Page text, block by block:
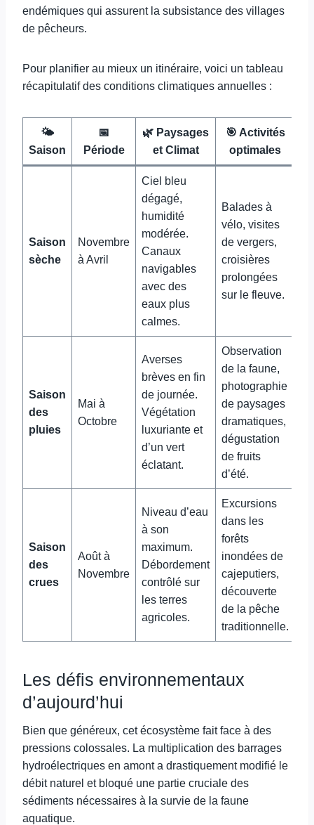
endémiques qui assurent la subsistance des villages
de pêcheurs.
Pour planifier au mieux un itinéraire, voici un tableau
récapitulatif des conditions climatiques annuelles :
🌤️
Saison
📅
Période
🌿 Paysages
et Climat
🎯 Activités
optimales
Saison
sèche
Novembre
à Avril
Ciel bleu
dégagé,
humidité
modérée.
Canaux
navigables
avec des
eaux plus
calmes.
Balades à
vélo, visites
de vergers,
croisières
prolongées
sur le fleuve.
Saison
des
pluies
Mai à
Octobre
Averses
brèves en fin
de journée.
Végétation
luxuriante et
d’un vert
éclatant.
Observation
de la faune,
photographie
de paysages
dramatiques,
dégustation
de fruits
d’été.
Saison
des
crues
Août à
Novembre
Niveau d’eau
à son
maximum.
Débordement
contrôlé sur
les terres
agricoles.
Excursions
dans les
forêts
inondées de
cajeputiers,
découverte
de la pêche
traditionnelle.
Les défis environnementaux
d’aujourd’hui
Bien que généreux, cet écosystème fait face à des
pressions colossales. La multiplication des barrages
hydroélectriques en amont a drastiquement modifié le
débit naturel et bloqué une partie cruciale des
sédiments nécessaires à la survie de la faune
aquatique.